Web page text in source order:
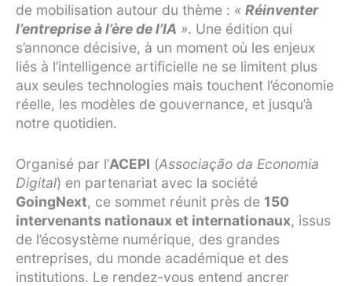
de mobilisation autour du thème : « Réinventer
l’entreprise à l’ère de l’IA ». Une édition qui
s’annonce décisive, à un moment où les enjeux
liés à l’intelligence artificielle ne se limitent plus
aux seules technologies mais touchent l’économie
réelle, les modèles de gouvernance, et jusqu’à
notre quotidien.
Organisé par l’ACEPI (Associação da Economia
Digital) en partenariat avec la société
GoingNext, ce sommet réunit près de 150
intervenants nationaux et internationaux, issus
de l’écosystème numérique, des grandes
entreprises, du monde académique et des
institutions. Le rendez-vous entend ancrer